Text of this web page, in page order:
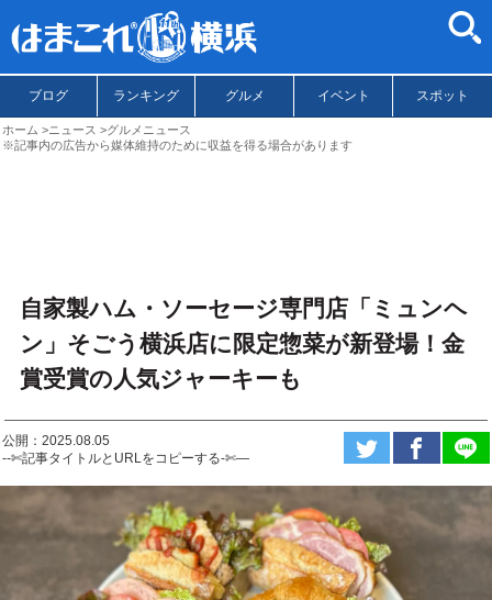
ブログ ランキング グルメ イベント スポット
ホーム ニュース
グルメニュース
※記事内の広告から媒体維持のために収益を得る場合があります
自家製ハム・ソーセージ専門店「ミュンヘ
ン」そごう横浜店に限定惣菜が新登場！金
賞受賞の人気ジャーキーも
公開：2025.08.05
--✄記事タイトルとURLをコピーする-✄—